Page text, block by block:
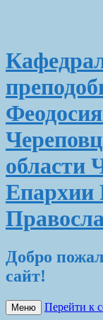
области
Епархии
Добро
сайт!
Меню Перейти к